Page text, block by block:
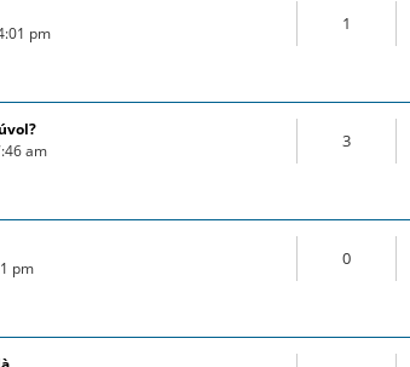
pm 1
am 3
pm 0